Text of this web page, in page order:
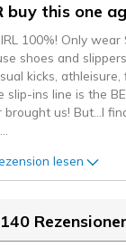
buy this one
100%! Only
shoes and
kicks,
slip-ins line is the
brought us! But…I
lesen
140